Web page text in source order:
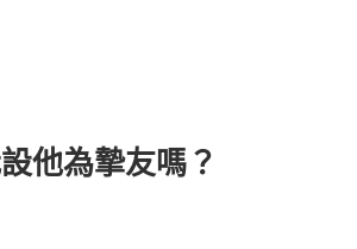
他為摯友嗎？